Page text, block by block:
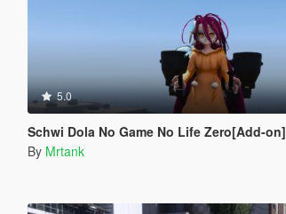
5.0
Schwi Dola No Game No Life Zero[Add-on]
By Mrtank